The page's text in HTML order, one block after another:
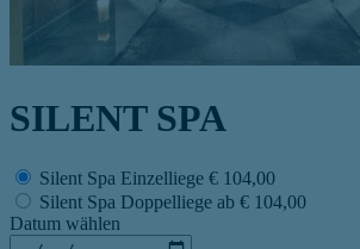
SILENT SPA
Silent Spa Einzelliege € 104,00
Silent Spa Doppelliege ab € 104,00
Datum wählen